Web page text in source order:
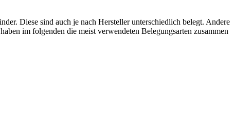
Diese sind auch je nach Hersteller unterschiedlich belegt. Andere
im folgenden die meist verwendeten Belegungsarten zusammen